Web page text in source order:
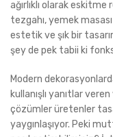
ağırlıklı olarak
tezgahı, yemek
estetik ve şık bir
şey de pek tabii ki
Modern
kullanışlı yanıtlar veren
çözümler üretenler
yaygınlaşıyor. Peki